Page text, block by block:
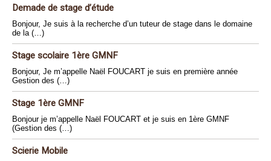
Demade de stage d’étude
Bonjour, Je suis à la recherche d’un tuteur de stage dans le domaine
de la (…)
Stage scolaire 1ère GMNF
Bonjour, Je m’appelle Naël FOUCART je suis en première année
Gestion des (…)
Stage 1ère GMNF
Bonjour je m’appelle Naël FOUCART et je suis en 1ère GMNF
(Gestion des (…)
Scierie Mobile